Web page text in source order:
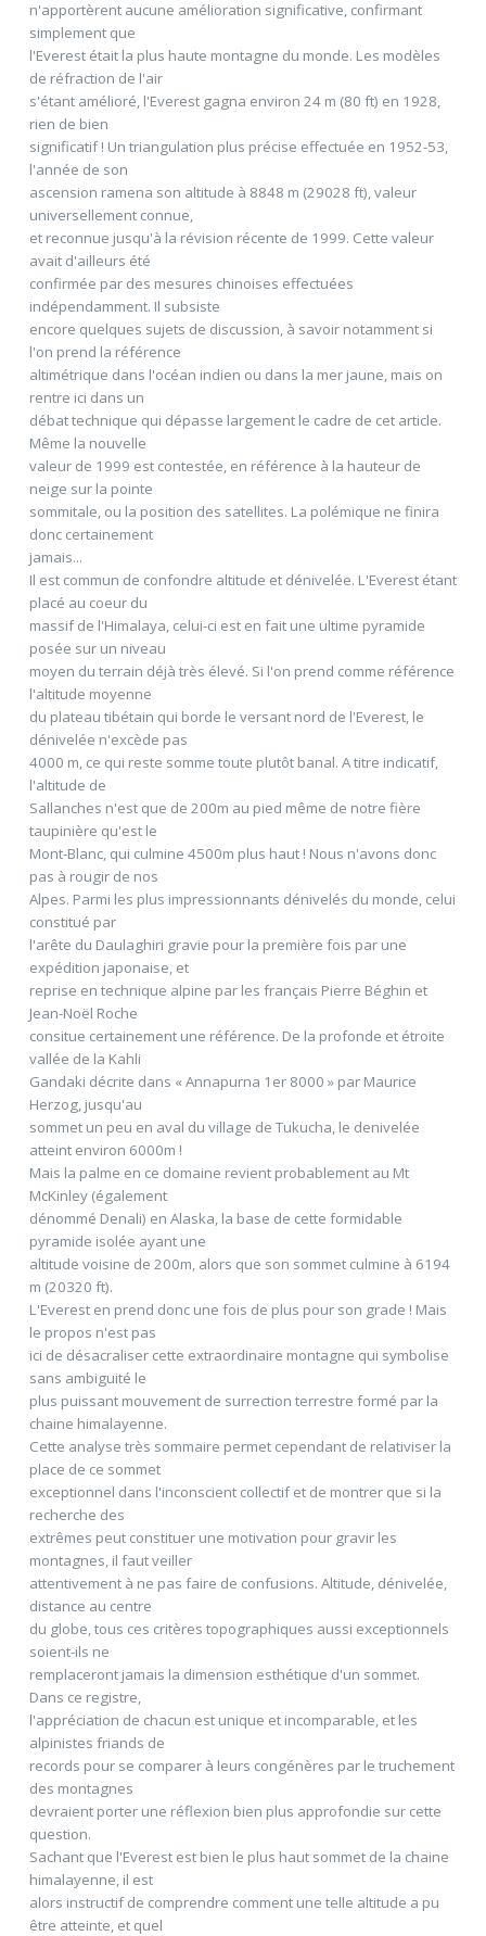
n'apportèrent aucune amélioration significative, confirmant
simplement que
l'Everest était la plus haute montagne du monde. Les modèles
de réfraction de l'air
s'étant amélioré, l'Everest gagna environ 24 m (80 ft) en 1928,
rien de bien
significatif ! Un triangulation plus précise effectuée en 1952-53,
l'année de son
ascension ramena son altitude à 8848 m (29028 ft), valeur
universellement connue,
et reconnue jusqu'à la révision récente de 1999. Cette valeur
avait d'ailleurs été
confirmée par des mesures chinoises effectuées
indépendamment. Il subsiste
encore quelques sujets de discussion, à savoir notamment si
l'on prend la référence
altimétrique dans l'océan indien ou dans la mer jaune, mais on
rentre ici dans un
débat technique qui dépasse largement le cadre de cet article.
Même la nouvelle
valeur de 1999 est contestée, en référence à la hauteur de
neige sur la pointe
sommitale, ou la position des satellites. La polémique ne finira
donc certainement
jamais...
Il est commun de confondre altitude et dénivelée. L'Everest étant
placé au coeur du
massif de l'Himalaya, celui-ci est en fait une ultime pyramide
posée sur un niveau
moyen du terrain déjà très élevé. Si l'on prend comme référence
l'altitude moyenne
du plateau tibétain qui borde le versant nord de l'Everest, le
dénivelée n'excède pas
4000 m, ce qui reste somme toute plutôt banal. A titre indicatif,
l'altitude de
Sallanches n'est que de 200m au pied même de notre fière
taupinière qu'est le
Mont-Blanc, qui culmine 4500m plus haut ! Nous n'avons donc
pas à rougir de nos
Alpes. Parmi les plus impressionnants dénivelés du monde, celui
constitué par
l'arête du Daulaghiri gravie pour la première fois par une
expédition japonaise, et
reprise en technique alpine par les français Pierre Béghin et
Jean-Noël Roche
consitue certainement une référence. De la profonde et étroite
vallée de la Kahli
Gandaki décrite dans « Annapurna 1er 8000 » par Maurice
Herzog, jusqu'au
sommet un peu en aval du village de Tukucha, le denivelée
atteint environ 6000m !
Mais la palme en ce domaine revient probablement au Mt
McKinley (également
dénommé Denali) en Alaska, la base de cette formidable
pyramide isolée ayant une
altitude voisine de 200m, alors que son sommet culmine à 6194
m (20320 ft).
L'Everest en prend donc une fois de plus pour son grade ! Mais
le propos n'est pas
ici de désacraliser cette extraordinaire montagne qui symbolise
sans ambiguité le
plus puissant mouvement de surrection terrestre formé par la
chaine himalayenne.
Cette analyse très sommaire permet cependant de relativiser la
place de ce sommet
exceptionnel dans l'inconscient collectif et de montrer que si la
recherche des
extrêmes peut constituer une motivation pour gravir les
montagnes, il faut veiller
attentivement à ne pas faire de confusions. Altitude, dénivelée,
distance au centre
du globe, tous ces critères topographiques aussi exceptionnels
soient-ils ne
remplaceront jamais la dimension esthétique d'un sommet.
Dans ce registre,
l'appréciation de chacun est unique et incomparable, et les
alpinistes friands de
records pour se comparer à leurs congénères par le truchement
des montagnes
devraient porter une réflexion bien plus approfondie sur cette
question.
Sachant que l'Everest est bien le plus haut sommet de la chaine
himalayenne, il est
alors instructif de comprendre comment une telle altitude a pu
être atteinte, et quel